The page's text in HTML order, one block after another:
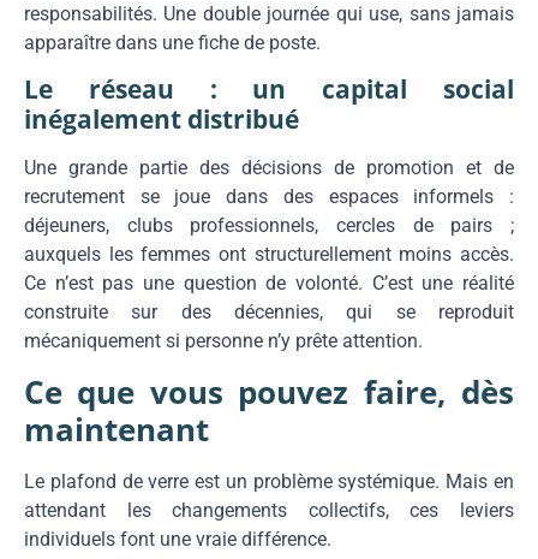
responsabilités. Une double journée qui use, sans jamais
apparaître dans une fiche de poste.
Le réseau : un capital social
inégalement distribué
Une grande partie des décisions de promotion et de
recrutement se joue dans des espaces informels :
déjeuners, clubs professionnels, cercles de pairs ;
auxquels les femmes ont structurellement moins accès.
Ce n’est pas une question de volonté. C’est une réalité
construite sur des décennies, qui se reproduit
mécaniquement si personne n’y prête attention.
Ce que vous pouvez faire, dès
maintenant
Le plafond de verre est un problème systémique. Mais en
attendant les changements collectifs, ces leviers
individuels font une vraie différence.